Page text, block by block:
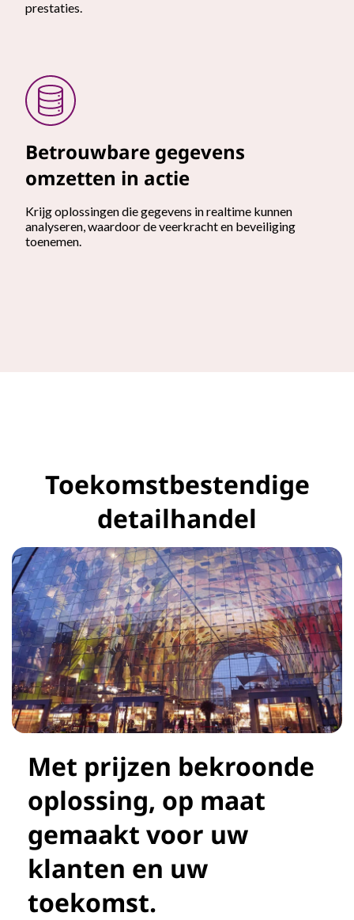
prestaties.
Betrouwbare gegevens
omzetten in actie
Krijg oplossingen die gegevens in realtime kunnen
analyseren, waardoor de veerkracht en beveiliging
toenemen.
Toekomstbestendige
detailhandel
Met prijzen bekroonde
oplossing, op maat
gemaakt voor uw
klanten en uw
toekomst.